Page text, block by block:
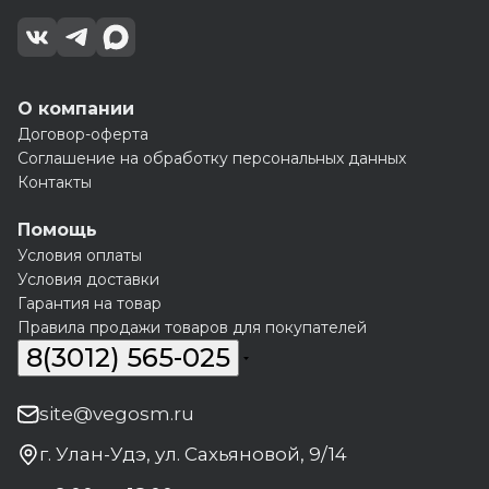
О компании
Договор-оферта
Соглашение на обработку персональных данных
Контакты
Помощь
Условия оплаты
Условия доставки
Гарантия на товар
Правила продажи товаров для покупателей
8(3012) 565-025
site@vegosm.ru
г. Улан-Удэ, ул. Сахьяновой, 9/14